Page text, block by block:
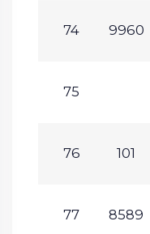
74 9960
75
76 101
77 8589